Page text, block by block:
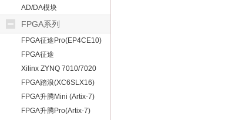
AD/DA模块
FPGA系列
FPGA征途Pro(EP4CE10)
FPGA征途
Mini(EP4CE10）
Xilinx ZYNQ 7010/7020
FPGA踏浪(XC6SLX16)
FPGA升腾Mini (Artix-7)
FPGA升腾Pro(Artix-7)